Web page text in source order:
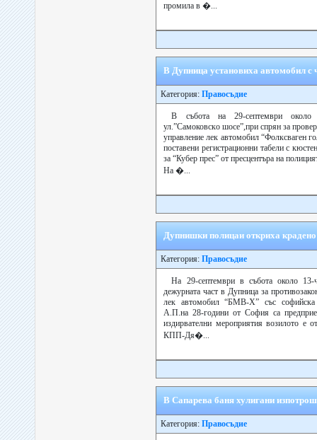
промила в �...
В Дупница установиха автомобил с
Категория: Правосъдие
В събота на 29-септември
ул.”Самоковскo шосе”,при спрян за
управление лек автомобил “Фолксваген
поставени регистрационни табели с
за “Кубер прес” от пресцентъра на
На �...
Дупнишки полицаи откриха
Категория: Правосъдие
На 29-септември в събота около 13-
дежурната част в Дупница за
лек автомобил “БМВ-Х” със софийска
А.П.на 28-години от София са
издирвателни мероприятия возилото е
КПП-Дя�...
В Сапарева баня хулигани
Категория: Правосъдие